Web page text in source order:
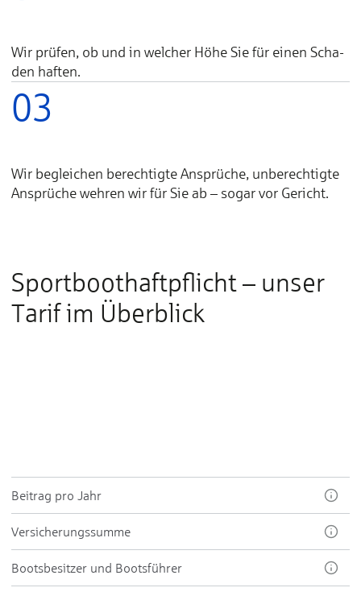
Wir prüfen, ob und in wel­cher Hö­he Sie für ei­nen Scha­
den haf­ten.
03
Wir begleichen be­rech­tig­te An­sprü­che, un­be­rech­tig­te
An­sprü­che weh­ren wir für Sie ab – so­gar vor Ge­richt.
Sportboothaftpflicht – unser
Tarif im Überblick
Beitrag pro Jahr
Ver­sicherungs­summe
Boots­be­sit­zer und Boots­füh­rer